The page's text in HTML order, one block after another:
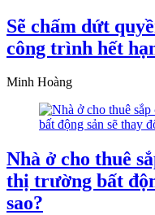
Sẽ chấm dứt
công trình hết
Minh Hoàng
Nhà ở cho thuê
thị trường bất
sao?